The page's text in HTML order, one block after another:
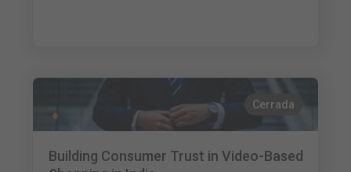
Cerrada
Building Consumer Trust in Video-Based